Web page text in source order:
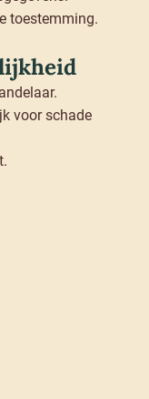
toestemming.
voor schade